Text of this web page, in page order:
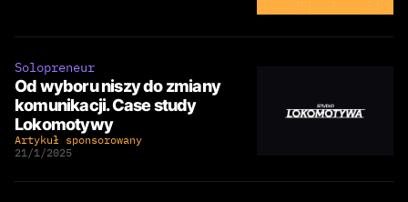
Solopreneur
Od wyboru niszy do zmiany
komunikacji. Case study
Lokomotywy
Artykuł sponsorowany
21/1/2025